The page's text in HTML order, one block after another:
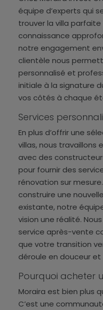
équipe d’experts qui
trouver la villa parfaite
connaissance
notre engagement
clientèle nous
personnalisé et
initiale à la signature
vos côtés à chaque
Services
En plus d’offrir une
villas, nous
avec des
pour fournir des
rénovation sur
construire une
existante, notre
vision une réalité.
service après-vente
que votre transition
déroule en douceur et
Pourquoi acheter
Moraira est bien plus
C’est une